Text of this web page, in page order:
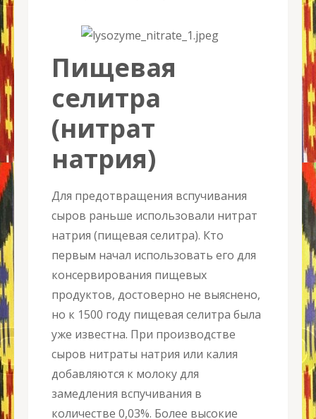
Пищевая
селитра
(нитрат
натрия)
Для предотвращения вспучивания
сыров раньше использовали нитрат
натрия (пищевая селитра). Кто
первым начал использовать его для
консервирования пищевых
продуктов, достоверно не выяснено,
но к 1500 году пищевая селитра была
уже известна. При производстве
сыров нитраты натрия или калия
добавляются к молоку для
замедления вспучивания в
количестве 0,03%. Более высокие